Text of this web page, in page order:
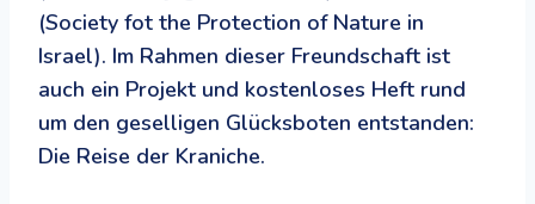
(Society fot the Protection of Nature in
Israel). Im Rahmen dieser Freundschaft ist
auch ein Projekt und kostenloses Heft rund
um den geselligen Glücksboten entstanden:
Die Reise der Kraniche.